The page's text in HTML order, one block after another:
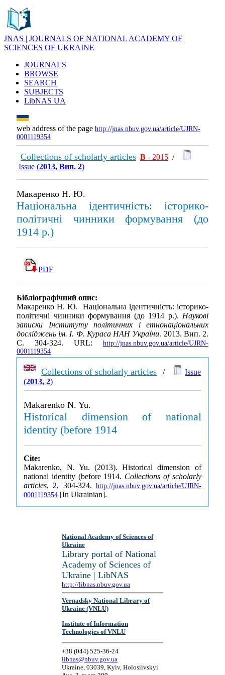
JNAS | JOURNALS OF NATIONAL ACADEMY OF
SCIENCES OF UKRAINE
JOURNALS
BROWSE
SEARCH
SUBJECTS
LibNAS UA
web address of the page http://jnas.nbuv.gov.ua/article/UJRN-
0001119354
Collections of scholarly articles В - 2015 /
Issue (2013, Вип. 2)
Макаренко Н. Ю.
Національна ідентичність: історико-
політичні чинники формування (до
1914 р.)
PDF
Бібліографічний опис:
Макаренко Н. Ю. Національна ідентичність: історико-
політичні чинники формування (до 1914 р.). Наукові
записки Інституту політичних і етнонаціональних
досліджень ім. І. Ф. Кураса НАН України. 2013. Вип. 2.
С. 304-324. URL: http://jnas.nbuv.gov.ua/article/UJRN-
0001119354
Collections of scholarly articles /
Issue
(2013, 2)
Makarenko N. Yu.
Historical dimension of national
identity (before 1914
Cite:
Makarenko, N. Yu. (2013). Historical dimension of
national identity (before 1914. Collections of scholarly
articles, 2, 304-324. http://jnas.nbuv.gov.ua/article/UJRN-
0001119354 [In Ukrainian].
National Academy of Sciences of
Ukraine
Library portal of National
Academy of Sciences of
Ukraine | LibNAS
http://libnas.nbuv.gov.ua
Vernadsky National Library of
Ukraine (VNLU)
Institute of Information
Technologies of VNLU
+38 (044) 525-36-24
libnas@nbuv.gov.ua
Ukraine, 03039, Kyiv, Holosiivskyi